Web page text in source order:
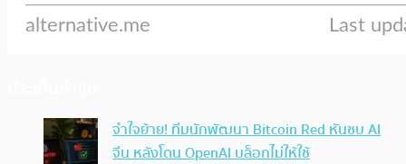
จำใจย้าย! ทีมนักพัฒนา Bitcoin Red หันซบ AI
จีน หลังโดน OpenAI บล็อกไม่ให้ใช้